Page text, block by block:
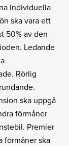
individuella
ska vara ett
50% av den
Ledande
Rörlig
ska uppgå
förmåner
Premier
förmåner ska